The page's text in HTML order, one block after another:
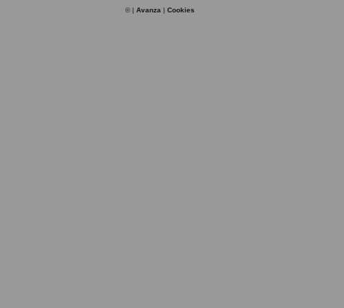
© | Avanza | Cookies